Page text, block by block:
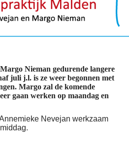
Nieman gedurende langere
juli j.l. is ze weer begonnen met
Margo zal de komende
gaan werken op maandag en
Nevejan werkzaam